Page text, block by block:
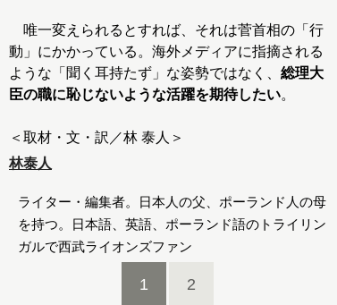
唯一変えられるとすれば、それは菅首相の「行
動」にかかっている。海外メディアに指摘される
ような「聞く耳持たず」な姿勢ではなく、 総理大
臣の職に恥じないような活躍を期待したい。
＜取材・文・訳／林 泰人＞
林泰人
ライター・編集者。日本人の父、ポーランド人の母
を持つ。日本語、英語、ポーランド語のトライリン
ガルで西武ライオンズファン
1 2